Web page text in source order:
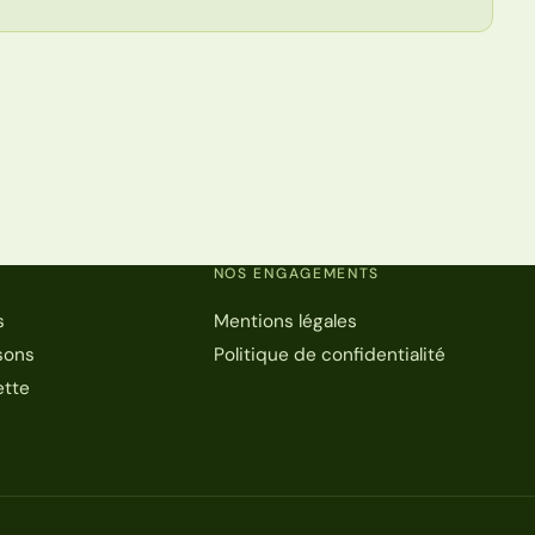
NOS ENGAGEMENTS
Mentions légales
Politique de confidentialité